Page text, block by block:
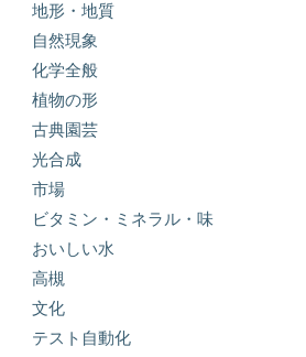
地形・地質
自然現象
化学全般
植物の形
古典園芸
光合成
市場
ビタミン・ミネラル・味
おいしい水
高槻
文化
テスト自動化